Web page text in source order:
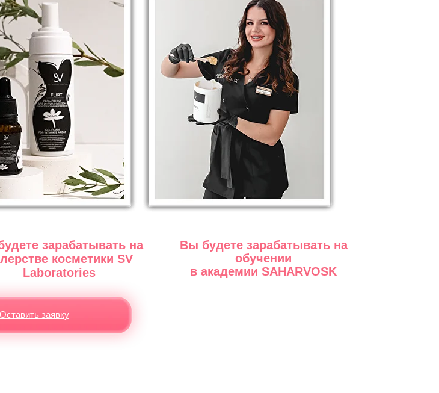
Вы будете зарабатывать на
обучении
в академии SAHARVOSK
зарабатывать на
косметики SV
Laboratories
Оставить заявку